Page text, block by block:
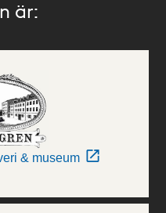
är:
& museum